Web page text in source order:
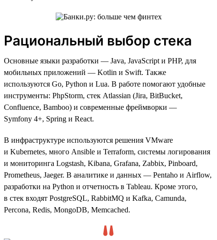
Рациональный выбор стека
Основные языки разработки — Java, JavaScript и PHP, для
мобильных приложений — Kotlin и Swift. Также
используются Go, Python и Lua. В работе помогают удобные
инструменты: PhpStorm, стек Atlassian (Jira, BitBucket,
Confluence, Bamboo) и современные фреймворки —
Symfony 4+, Spring и React.
В инфраструктуре используются решения VMware
и Kubernetes, много Ansible и Terraform, системы логирования
и мониторинга Logstash, Kibana, Grafana, Zabbix, Pinboard,
Prometheus, Jaeger. В аналитике и данных — Pentaho и Airflow,
разработки на Python и отчетность в Tableau. Кроме этого,
в стек входят PostgreSQL, RabbitMQ и Kafka, Camunda,
Percona, Redis, MongoDB, Memcached.